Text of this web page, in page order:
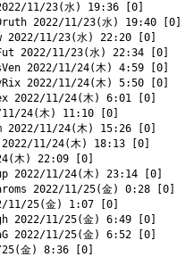
11/23(水) 19:36 [0]
2022/11/23(水) 19:40 [0]
2022/11/23(水) 22:20 [0]
2022/11/23(水) 22:34 [0]
2022/11/24(木) 4:59 [0]
2022/11/24(木) 5:50 [0]
2022/11/24(木) 6:01 [0]
24(木) 11:10 [0]
2022/11/24(木) 15:26 [0]
11/24(木) 18:13 [0]
木) 22:09 [0]
2022/11/24(木) 23:14 [0]
2022/11/25(金) 0:28 [0]
25(金) 1:07 [0]
2022/11/25(金) 6:49 [0]
2022/11/25(金) 6:52 [0]
金) 8:36 [0]